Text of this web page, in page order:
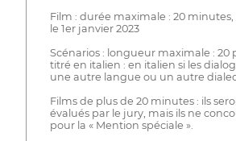
Film : durée maximale : 20 minutes,
le 1er janvier 2023
Scénarios : longueur maximale : 20
titré en italien : en italien si les
une autre langue ou un autre
Films de plus de 20 minutes : ils
évalués par le jury, mais ils ne
pour la « Mention spéciale ».